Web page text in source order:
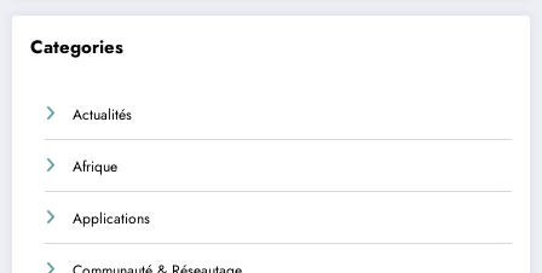
Categories
Actualités
Afrique
Applications